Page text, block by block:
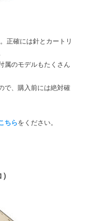
正確には針とカートリ
属のモデルもたくさん
で、購入前には絶対確
ちらをください。